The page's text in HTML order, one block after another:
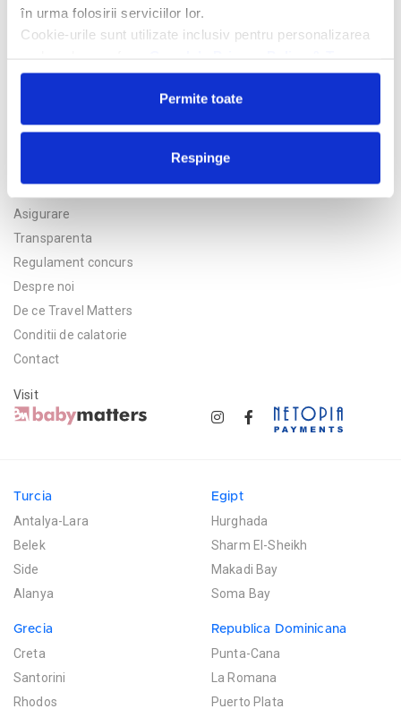
în urma folosirii serviciilor lor.
Cookie-urile sunt utilizate inclusiv pentru personalizarea
Permite toate
Respinge
Asigurare
Transparenta
Regulament concurs
Despre noi
De ce Travel Matters
Conditii de calatorie
Contact
Visit
Turcia
Antalya-Lara
Belek
Side
Alanya
Egipt
Hurghada
Sharm El-Sheikh
Makadi Bay
Soma Bay
Grecia
Creta
Santorini
Rhodos
Republica Dominicana
Punta-Cana
La Romana
Puerto Plata